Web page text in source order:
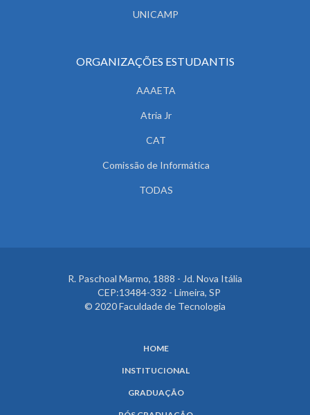
UNICAMP
ORGANIZAÇÕES ESTUDANTIS
AAAETA
Atria Jr
CAT
Comissão de Informática
TODAS
R. Paschoal Marmo, 1888 - Jd. Nova Itália
CEP:13484-332 - Limeira, SP
© 2020 Faculdade de Tecnologia
HOME
INSTITUCIONAL
GRADUAÇÃO